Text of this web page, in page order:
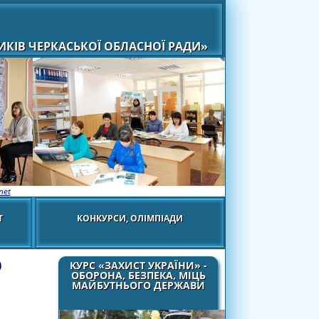
ЧЕРКАСЬКОЇ ОБЛАСНОЇ РАДИ»
КОНКУРСИ, ОЛІМПІАДИ
КУРС «ЗАХИСТ УКРАЇНИ» -
ОБОРОНА, БЕЗПЕКА, МІЦЬ
МАЙБУТНЬОГО ДЕРЖАВИ